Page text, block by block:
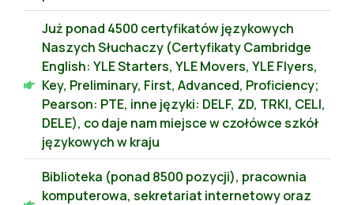
Już ponad 4500 certyfikatów językowych
Naszych Słuchaczy (Certyfikaty Cambridge
English: YLE Starters, YLE Movers, YLE Flyers,
Key, Preliminary, First, Advanced, Proficiency;
Pearson: PTE, inne języki: DELF, ZD, TRKI, CELI,
DELE), co daje nam miejsce w czołówce szkół
językowych w kraju
Biblioteka (ponad 8500 pozycji), pracownia
komputerowa, sekretariat internetowy oraz